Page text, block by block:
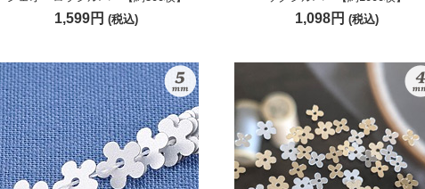
1,599円 (税込) 1,098円 (税込)